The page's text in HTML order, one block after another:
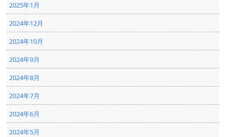
2025年1月
2024年12月
2024年10月
2024年9月
2024年8月
2024年7月
2024年6月
2024年5月